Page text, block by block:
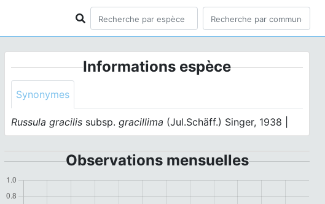
Informations espèce
Synonymes
Russula gracilis subsp. gracillima (Jul.Schäff.) Singer, 1938 |
Observations mensuelles